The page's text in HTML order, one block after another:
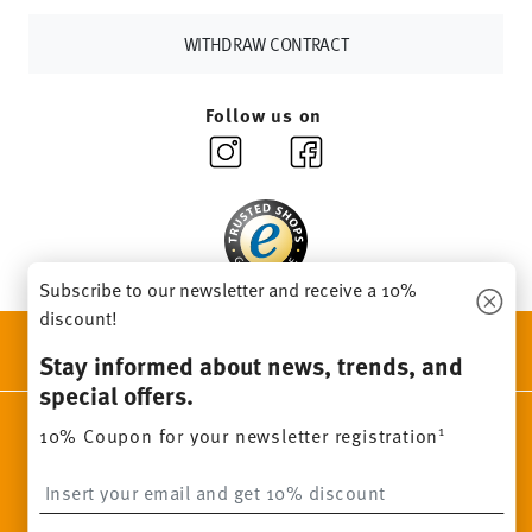
For returns, please use ourreturns service
WITHDRAW CONTRACT
Follow us on
Beauty & functionality for your home
Homepage General terms and conditions
Privacy policy
Subscribe to our newsletter and receive a 10%
discount!
Stay informed about news, trends, and
special offers.
10% Coupon for your newsletter registration1